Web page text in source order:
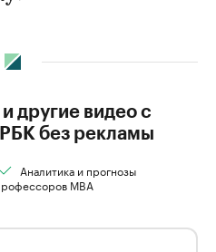
другие видео с
РБК без рекламы
Аналитика и прогнозы
MBA